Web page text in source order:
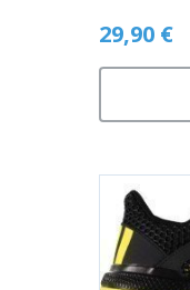
29,90 €